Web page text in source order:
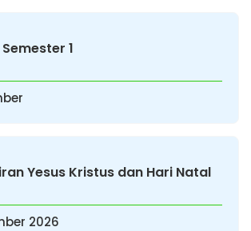
1
Yesus Kristus dan Hari Natal
2026